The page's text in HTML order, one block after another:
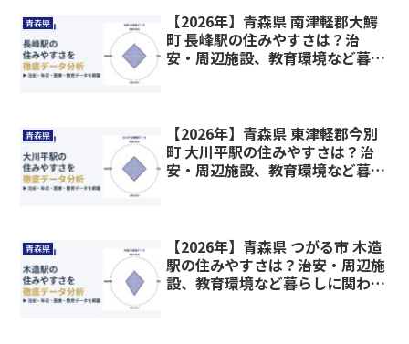
青森県
【2026年】青森県 南津軽郡大鰐
町 長峰駅の住みやすさは？治
安・周辺施設、教育環境など暮ら
青森県
【2026年】青森県 東津軽郡今別
町 大川平駅の住みやすさは？治
安・周辺施設、教育環境など暮ら
青森県
【2026年】青森県 つがる市 木造
駅の住みやすさは？治安・周辺施
設、教育環境など暮らしに関わる